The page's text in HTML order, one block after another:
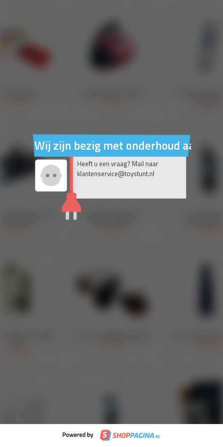
Wij zijn bezig met onderhoud aan
Heeft u een vraag? Mail naar
klantenservice@toystunt.nl